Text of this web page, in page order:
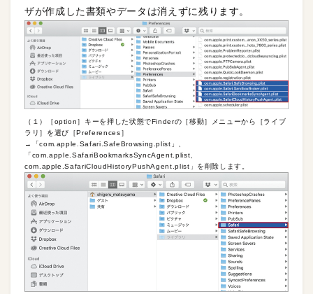
ザが作成した書類やデータは消えずに残ります。
（１）［option］キーを押した状態でFinderの［移動］メニューから［ライブ
ラリ］を選び［Preferences］
→「com.apple.Safari.SafeBrowsing.plist」、
「com.apple.SafariBookmarksSyncAgent.plist、
com.apple.SafariCloudHistoryPushAgent.plist」を削除します。